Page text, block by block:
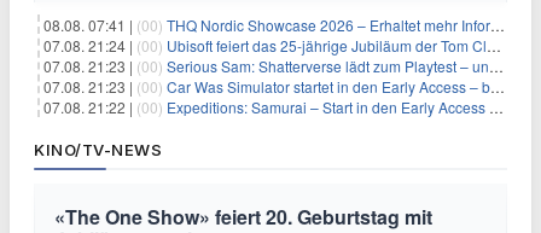
08.08. 07:41 | (00) THQ Nordic Showcase 2026 – Erhaltet mehr Informationen
07.08. 21:24 | (00) Ubisoft feiert das 25-jährige Jubiläum der Tom Clancy’s Ghost Recon-Reihe
07.08. 21:23 | (00) Serious Sam: Shatterverse lädt zum Playtest – und erscheint schon bald!
07.08. 21:23 | (00) Car Was Simulator startet in den Early Access – bald gehts los!
07.08. 21:22 | (00) Expeditions: Samurai – Start in den Early Access ab heute im feudalen Japan
KINO/TV-NEWS
«The One Show» feiert 20. Geburtstag mit